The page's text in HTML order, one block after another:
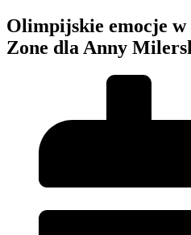
Olimpijskie emocje w
Zone dla Anny